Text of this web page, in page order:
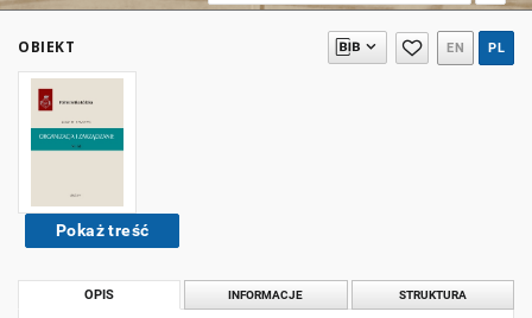
OBIEKT EN PL
Pokaż treść
OPIS INFORMACJE STRUKTURA